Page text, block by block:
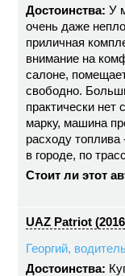
Достоинства: У
очень даже
приличная
внимание на
салоне,
свободно.
практически
марку, машина
расходу топлива
в городе, по
Стоит ли этот
UAZ Patriot
Георгий,
Достоинства: